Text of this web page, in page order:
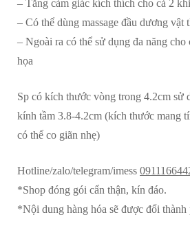
– Tăng cảm giác kích thích cho cả 2
– Có thể dùng massage đầu dương vật
– Ngoài ra có thể sử dụng đa năng
họa
Sp có kích thước vòng trong 4.2cm sử
kính tầm 3.8-4.2cm (kích thước mang
có thể co giãn nhẹ)
Hotline/zalo/telegram/imess
*Shop đóng gói cẩn thận, kín đáo.
*Nội dung hàng hóa sẽ được đổi thành